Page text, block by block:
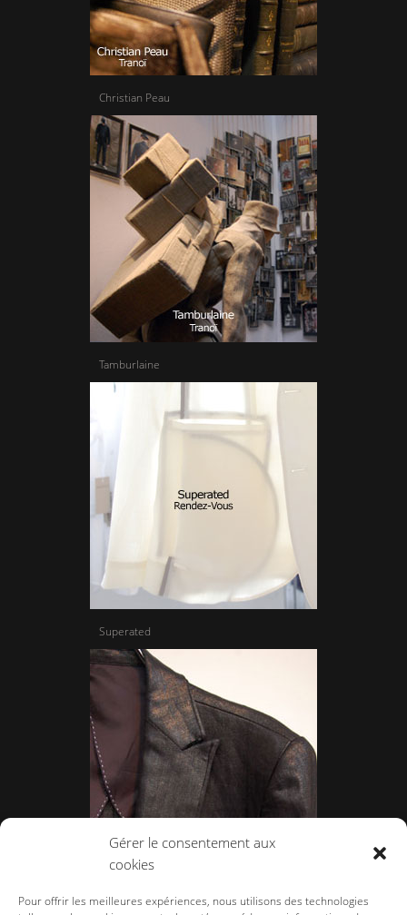
Gérer le consentement aux
cookies
Pour offrir les meilleures expériences, nous utilisons des technologies
Christian Peau
Tamburlaine
Superated
Gene par Mukio Mishiba